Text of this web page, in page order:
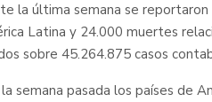
la última semana se
Latina y 24.000 muertes
sobre 45.264.875 casos
semana pasada los países de